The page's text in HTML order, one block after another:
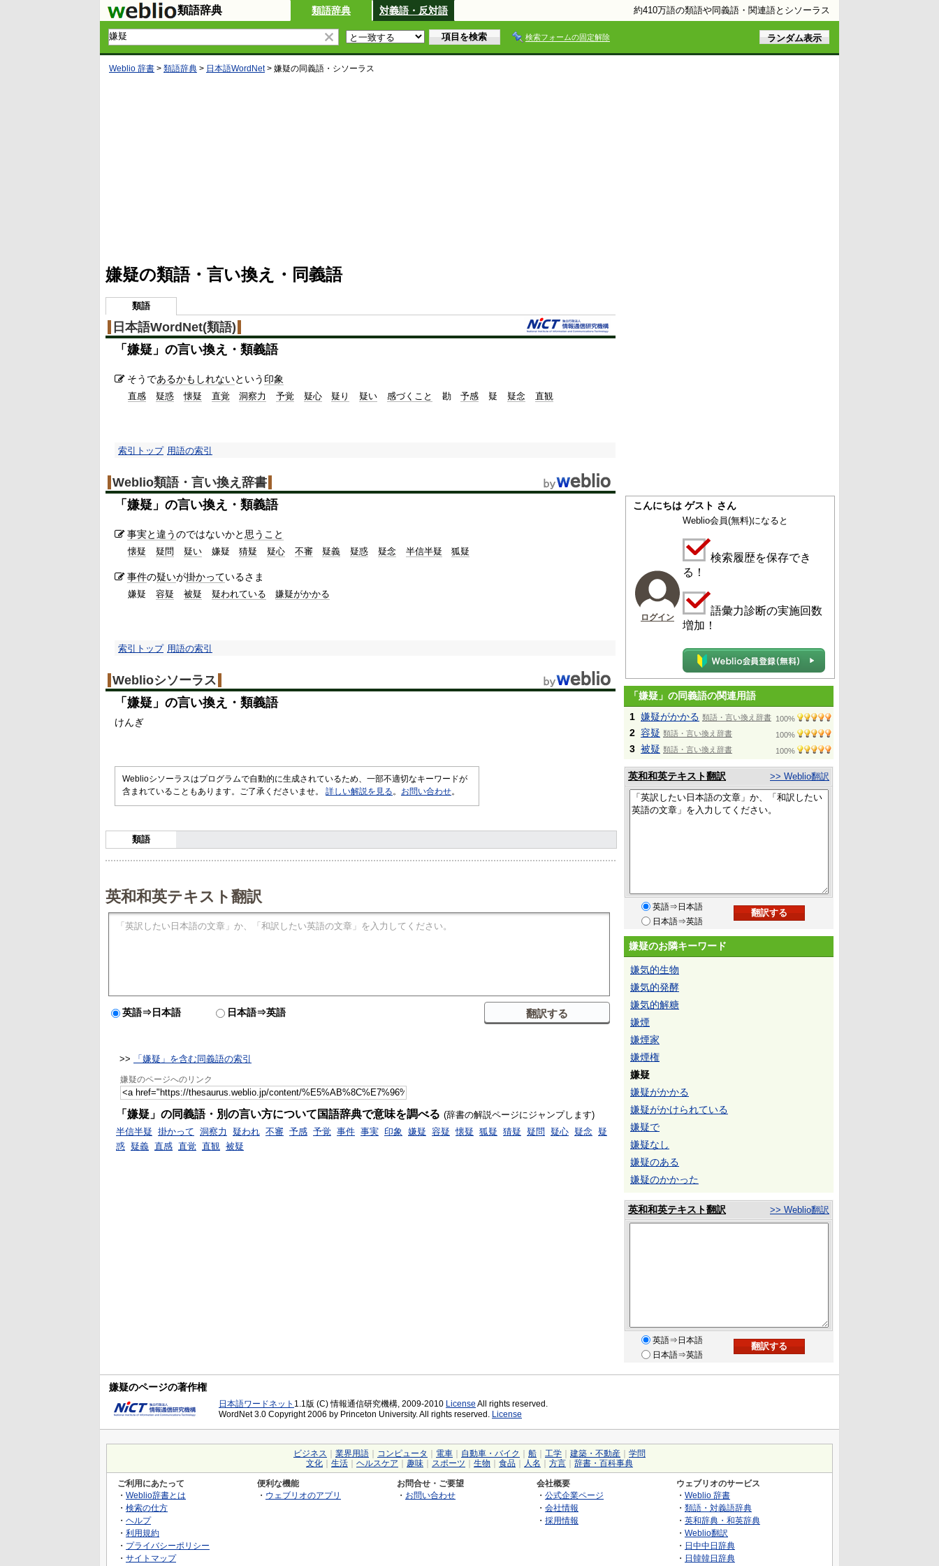
類語辞典 類語辞典 対義語・反対語 約410万語の類語や同義語・関連語とシソーラス
検索フォームの固定解除
Weblio 辞書 > 類語辞典 > 日本語WordNet> 嫌疑の同義語・シソーラス
5
%
嫌疑の類語・言い換え・同義語
類語
日本語WordNet(類語)
「 嫌疑 」の言い換え・類義語
そうであるかもしれないという 印象
直感 疑惑 懐疑 直覚 洞察力 予覚 疑心 疑り 疑い 感づくこと 勘 予感 疑 疑念 直観
索引トップ 用語の索引
Weblio類語・言い換え辞書
「 嫌疑 」の言い換え・類義語
事実と違うのではないかと思うこと
懐疑 疑問 疑い 嫌疑 猜疑 疑心 不審 疑義 疑惑 疑念 半信半疑 狐疑
事件の疑いが掛かっているさま
嫌疑 容疑 被疑 疑われている 嫌疑がかかる
索引トップ 用語の索引
Weblioシソーラス
「 嫌疑 」の言い換え・類義語
けんぎ
Weblioシソーラスはプログラムで自動的に生成されているため、一部不適切なキーワードが
含まれていることもあります。ご了承くださいませ。 詳しい解説を見る 。 お問い合わせ。
類語
英和和英テキスト翻訳
英語⇒日本語 日本語⇒英語
>> 「嫌疑」を含む同義語の索引
嫌疑のページへのリンク
「嫌疑」の同義語・別の言い方について国語辞典で意味を調べる (辞書の解説ページにジャンプします)
半信半疑 掛かって 洞察力 疑われ 不審 予感 予覚 事件 事実 印象 嫌疑 容疑 懐疑 狐疑 猜疑 疑問 疑心 疑念 疑
惑 疑義 直感 直覚 直観 被疑
こんにちは ゲスト さん
ログイン
Weblio会員(無料)になると
検索履歴を保存でき
る！
語彙力診断の実施回数
増加！
「嫌疑」の同義語の関連用語
1 嫌疑がかかる 類語・言い換え辞書 100%
2 容疑 類語・言い換え辞書 100%
3 被疑 類語・言い換え辞書 100%
英和和英テキスト翻訳 >> Weblio翻訳
英語⇒日本語
日本語⇒英語
嫌疑のお隣キーワード
嫌気的生物
嫌気的発酵
嫌気的解糖
嫌煙
嫌煙家
嫌煙権
嫌疑
嫌疑がかかる
嫌疑がかけられている
嫌疑で
嫌疑なし
嫌疑のある
嫌疑のかかった
英和和英テキスト翻訳 >> Weblio翻訳
英語⇒日本語
日本語⇒英語
嫌疑のページの著作権
日本語ワードネット 1.1版 (C) 情報通信研究機構, 2009-2010 License All rights reserved.
WordNet 3.0 Copyright 2006 by Princeton University. All rights reserved. License
ビジネス 業界用語 コンピュータ 電車 自動車・バイク 船 工学 建築・不動産
学問
文化
生活 ヘルスケア 趣味 スポーツ 生物 食品 人名 方言 辞書・百科事典
ご利用にあたって
・ Weblio辞書とは
・ 検索の仕方
・ ヘルプ
・ 利用規約
・ プライバシーポリシー
・ サイトマップ
便利な機能
・ ウェブリオのアプリ
お問合せ・ご要望
・ お問い合わせ
会社概要
・ 公式企業ページ
・ 会社情報
・ 採用情報
ウェブリオのサービス
・ Weblio 辞書
・ 類語・対義語辞典
・ 英和辞典・和英辞典
・ Weblio翻訳
・ 日中中日辞典
・ 日韓韓日辞典